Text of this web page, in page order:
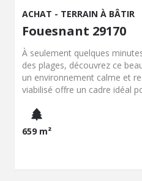
ACHAT - TERRAIN À BÂTIR
Fouesnant 29170
À seulement quelques
des plages, découvrez ce
un environnement calme et
viabilisé offre un cadre idéal
proche des commodités et
correspond au lot 3 sur le
également à la vente : Lot 1 :
223.150,00€ honoraires
659 m²